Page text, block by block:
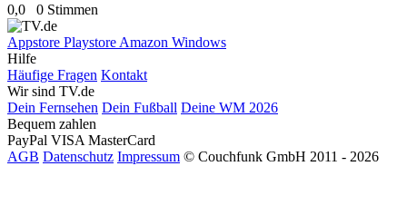
0,0 0 Stimmen
Appstore Playstore Amazon Windows
Hilfe
Häufige Fragen Kontakt
Wir sind TV.de
Dein Fernsehen Dein Fußball Deine WM 2026
Bequem zahlen
PayPal VISA MasterCard
AGB Datenschutz Impressum © Couchfunk GmbH 2011 - 2026